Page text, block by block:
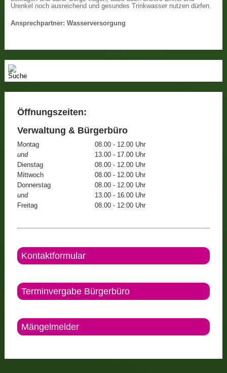
Urenkel noch ausreichend und gesundes Trinkwasser nutzen dürfen.
Ansprechpartner: Wasserversorgung
Öffnungszeiten:
Verwaltung & Bürgerbüro
Montag
08.00 - 12.00 Uhr
und
13.00 - 17.00 Uhr
Dienstag
08.00 - 12.00 Uhr
Mittwoch
08.00 - 12.00 Uhr
Donnerstag
08.00 - 12.00 Uhr
und
13.00 - 16.00 Uhr
Freitag
08.00 - 12:00 Uhr
Kontaktformular
Terminvergabe Bürgerbüro
Mängelmelder